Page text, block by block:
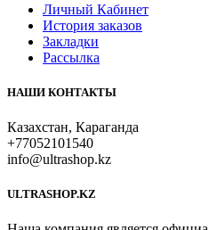
Личный Кабинет
История заказов
Закладки
Рассылка
НАШИ КОНТАКТЫ
Казахстан, Караганда
+77052101540
info@ultrashop.kz
ULTRASHOP.KZ